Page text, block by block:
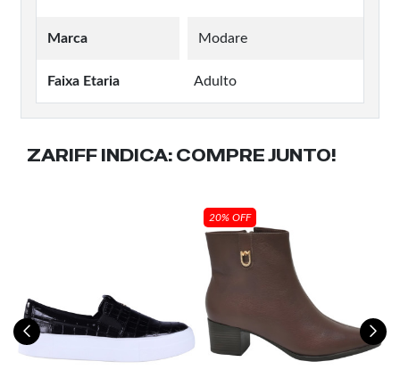
Marca Modare
Faixa Etaria Adulto
ZARIFF INDICA: COMPRE JUNTO!
20% OFF